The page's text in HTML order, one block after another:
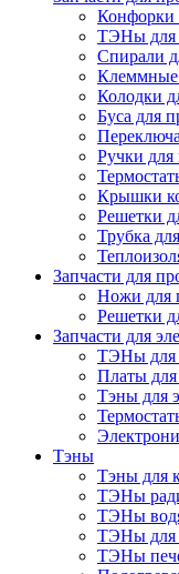
ТЭНы для
Спирали
Клеммные
Колодки
Буса для
Ручки
Крышки
Решетки
Трубка
Запчасти для
Ножи для
Решетки
Запчасти для
ТЭНы для
Платы для
Тэны для
Тэны
Тэны для
ТЭНы
ТЭНы
ТЭНы для
ТЭНы